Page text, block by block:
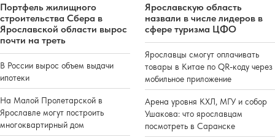
Портфель жилищного
строительства Сбера в
Ярославской области вырос
почти на треть
В России вырос объем выдачи
ипотеки
На Малой Пролетарской в
Ярославле могут построить
многоквартирный дом
Ярославскую область
назвали в числе лидеров в
сфере туризма ЦФО
Ярославцы смогут оплачивать
товары в Китае по QR-коду через
мобильное приложение
Арена уровня КХЛ, МГУ и собор
Ушакова: что ярославцам
посмотреть в Саранске